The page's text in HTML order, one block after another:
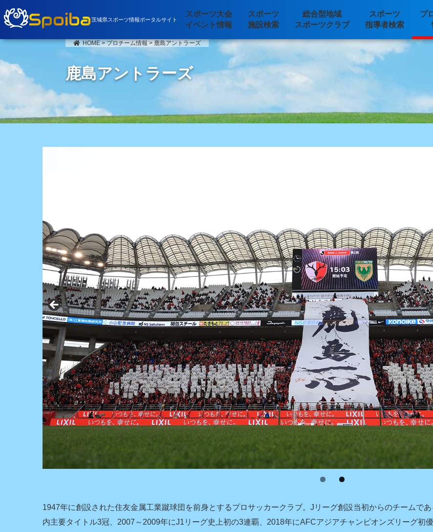
Spoiba茨城県スポーツ情報ポータルサイト
スポーツ大会
イベント情報
スポーツ
施設検索
総合型地域
スポーツクラブ
スポーツ
指導者検索
プ
HOME>プロチーム情報>鹿島アントラーズ
鹿島アントラーズ
1947年に創設された住友金属工業蹴球団を前身とするプロサッカークラブ。Jリーグ創設当初からのチームで
内主要タイトル3冠、2007～2009年にJ1リーグ史上初の3連覇、2018年にAFCアジアチャンピオンズリーグ初